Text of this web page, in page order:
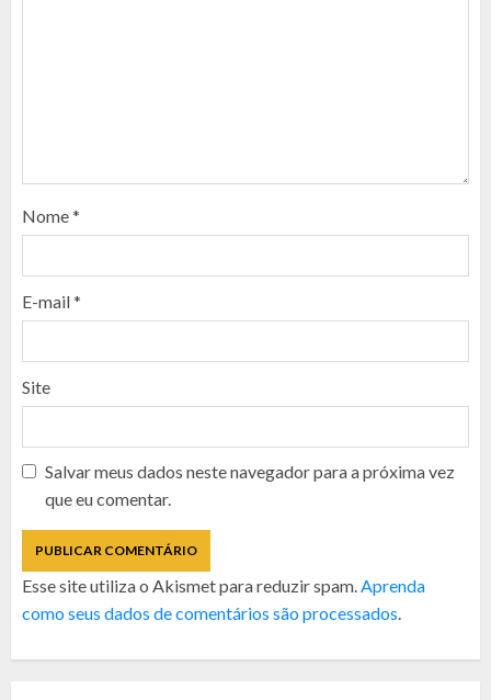
Nome*
E-mail*
Site
Salvar meus dados neste navegador para a próxima vez
que eu comentar.
Esse site utiliza o Akismet para reduzir spam. Aprenda
como seus dados de comentários são processados